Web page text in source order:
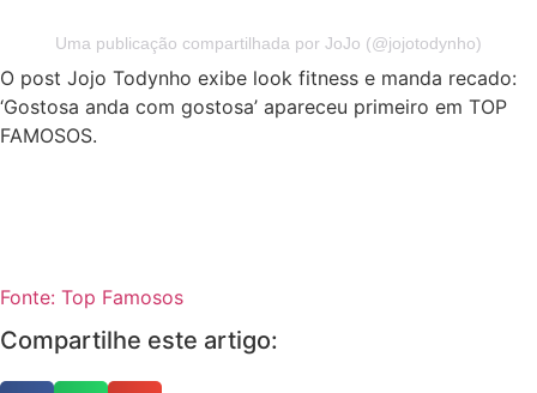
Uma publicação compartilhada por JoJo (@jojotodynho)
O post Jojo Todynho exibe look fitness e manda recado:
‘Gostosa anda com gostosa’ apareceu primeiro em TOP
FAMOSOS.
Fonte: Top Famosos
Compartilhe este artigo: